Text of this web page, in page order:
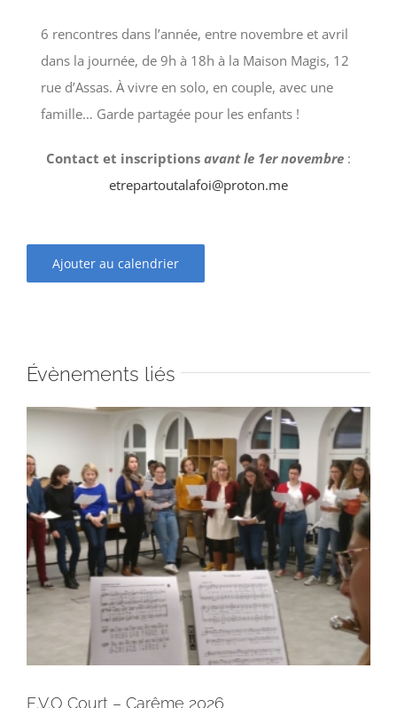
6 rencontres dans l’année, entre novembre et avril
dans la journée, de 9h à 18h à la Maison Magis, 12
rue d’Assas. À vivre en solo, en couple, avec une
famille… Garde partagée pour les enfants !
Contact et inscriptions avant le 1er novembre :
etrepartoutalafoi@proton.me
Ajouter au calendrier
Évènements liés
E.V.O Court – Carême 2026